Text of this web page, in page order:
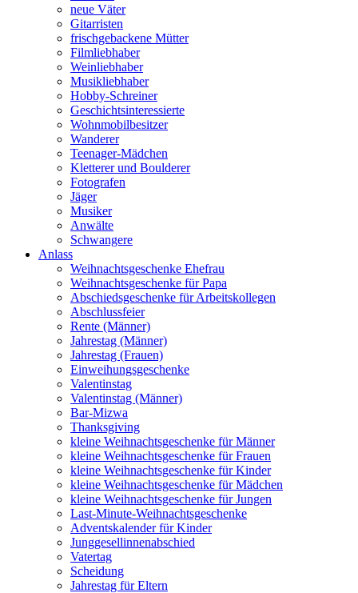
neue Väter
Gitarristen
frischgebackene Mütter
Filmliebhaber
Weinliebhaber
Musikliebhaber
Hobby-Schreiner
Geschichtsinteressierte
Wohnmobilbesitzer
Wanderer
Teenager-Mädchen
Kletterer und Boulderer
Fotografen
Jäger
Musiker
Anwälte
Schwangere
Anlass
Weihnachtsgeschenke Ehefrau
Weihnachtsgeschenke für Papa
Abschiedsgeschenke für Arbeitskollegen
Abschlussfeier
Rente (Männer)
Jahrestag (Männer)
Jahrestag (Frauen)
Einweihungsgeschenke
Valentinstag
Valentinstag (Männer)
Bar-Mizwa
Thanksgiving
kleine Weihnachtsgeschenke für Männer
kleine Weihnachtsgeschenke für Frauen
kleine Weihnachtsgeschenke für Kinder
kleine Weihnachtsgeschenke für Mädchen
kleine Weihnachtsgeschenke für Jungen
Last-Minute-Weihnachtsgeschenke
Adventskalender für Kinder
Junggesellinnenabschied
Vatertag
Scheidung
Jahrestag für Eltern